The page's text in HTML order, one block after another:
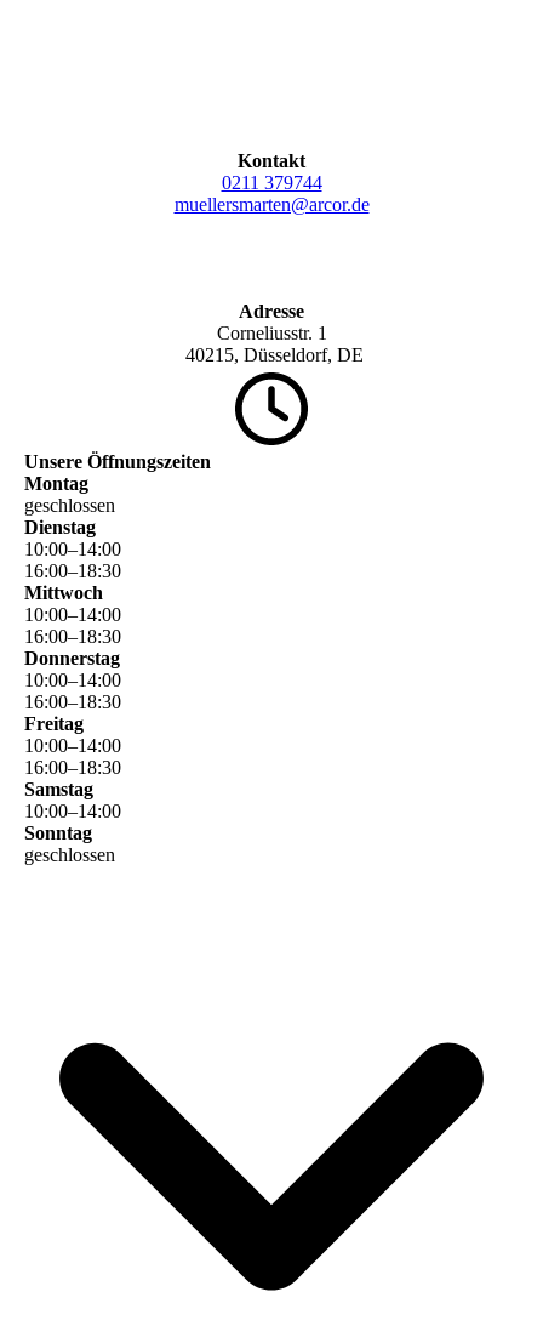
Kontakt
0211 379744
muellersmarten@arcor.de
Adresse
Corneliusstr. 1
40215, Düsseldorf, DE
Unsere Öffnungszeiten
Montag
geschlossen
Dienstag
10:00–14:00
16:00–18:30
Mittwoch
10:00–14:00
16:00–18:30
Donnerstag
10:00–14:00
16:00–18:30
Freitag
10:00–14:00
16:00–18:30
Samstag
10:00–14:00
Sonntag
geschlossen